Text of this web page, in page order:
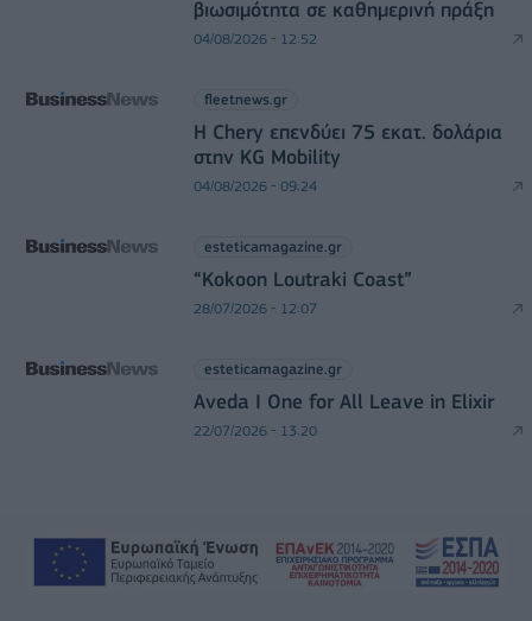
βιωσιμότητα σε καθημερινή πράξη
04/08/2026 - 12:52
fleetnews.gr
Η Chery επενδύει 75 εκατ. δολάρια
στην KG Mobility
04/08/2026 - 09:24
esteticamagazine.gr
“Kokoon Loutraki Coast”
28/07/2026 - 12:07
esteticamagazine.gr
Aveda I One for All Leave in Elixir
22/07/2026 - 13:20